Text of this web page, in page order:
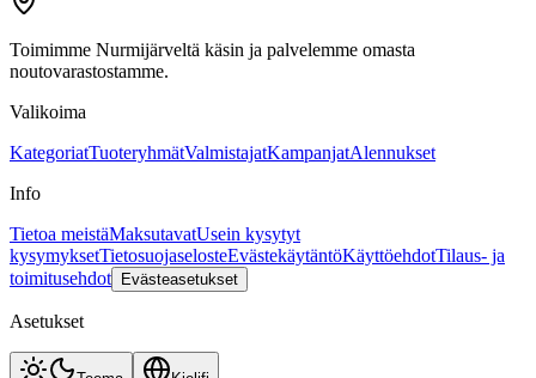
Toimimme Nurmijärveltä käsin ja palvelemme omasta
noutovarastostamme.
Valikoima
KategoriatTuoteryhmätValmistajatKampanjatAlennukset
Info
Tietoa meistäMaksutavatUsein kysytyt
kysymyksetTietosuojaselosteEvästekäytäntöKäyttöehdotTilaus- ja
toimitusehdot Evästeasetukset
Asetukset